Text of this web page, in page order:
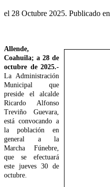
el 28 Octubre 2025. Publicado en
Allende,
Coahuila; a 28 de
octubre de 2025.-
La Administración
Municipal que
preside el alcalde
Ricardo Alfonso
Treviño Guevara,
está convocando a
la población en
general a la
Marcha Fúnebre,
que se efectuará
este jueves 30 de
octubre.